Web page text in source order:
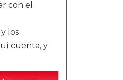
con el
los
cuenta, y